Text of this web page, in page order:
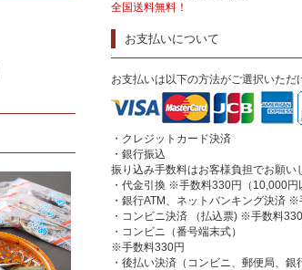
全国送料無料！
お支払いについて
お支払いは以下の方法がご選択いただ
・クレジットカード決済
・銀行振込
振り込み手数料はお客様負担でお願い
・代金引換 ※手数料330円（10,000円
・銀行ATM、ネットバンキング決済
・コンビニ決済 （払込票) ※手数料
・コンビニ（番号端末式）
※手数料330円
・後払い決済（コンビニ、郵便局、